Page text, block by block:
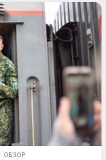
ОБЗОР